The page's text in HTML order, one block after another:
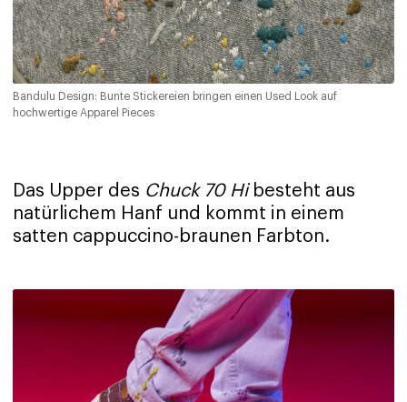
Bandulu Design: Bunte Stickereien bringen einen Used Look auf
hochwertige Apparel Pieces
Das Upper des Chuck 70 Hibesteht aus
natürlichem Hanf und kommt in einem
satten cappuccino-braunen Farbton.